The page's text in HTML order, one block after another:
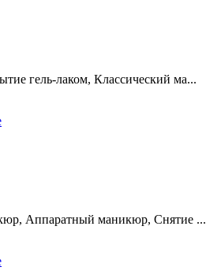
гель-лаком, Классический ма...
Аппаратный маникюр, Снятие ...